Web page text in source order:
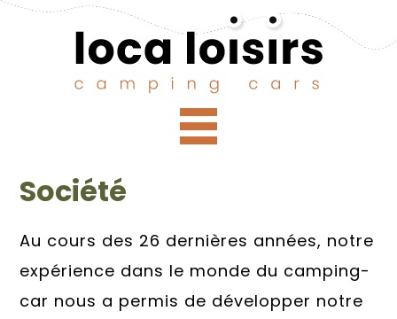
Société
Au cours des 26 dernières années, notre
expérience dans le monde du camping-
car nous a permis de développer notre